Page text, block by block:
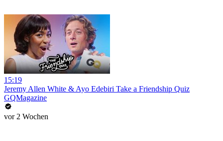
15:19
Jeremy Allen White & Ayo Edebiri Take a Friendship Quiz
GQMagazine
vor 2 Wochen